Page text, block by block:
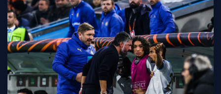
CDM 2026
EDF
PSG
LIGUE 1
REAL MADRID
FC BARCELONE
MANCHESTER UNITED
CHELSEA